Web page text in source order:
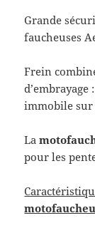
Grande
faucheuses
Frein
immobile sur
La
pour les